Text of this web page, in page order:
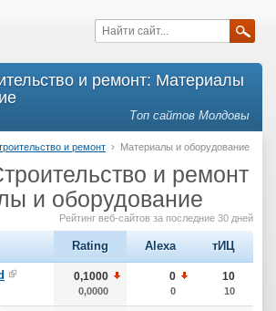
и ремонт: Материалы
Топ сайтов Молдовы
и ремонт › Материалы и оборудование
и ремонт
и оборудование
Рейтинг веб-сайтов за последние 30 дней
Rating Alexa тИЦ
0,1000
0,0000
0
0
10
10